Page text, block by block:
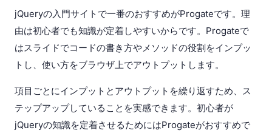
jQueryの入門サイトで一番のおすすめがProgateです。理
由は初心者でも知識が定着しやすいからです。Progateで
はスライドでコードの書き方やメソッドの役割をインプッ
トし、使い方をブラウザ上でアウトプットします。
項目ごとにインプットとアウトプットを繰り返すため、ス
テップアップしていることを実感できます。初心者が
jQueryの知識を定着させるためにはProgateがおすすめで